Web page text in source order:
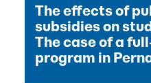
The effects of
subsidies on
The case of a
program in